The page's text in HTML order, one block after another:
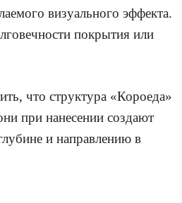
визуального эффекта.
покрытия или
что структура «Короеда»
при нанесении создают
и направлению в